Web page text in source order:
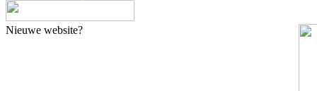
Nieuwe website?